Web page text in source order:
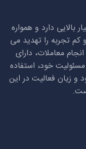
بالایی دارد و همواره
کم تجربه را تهدید می
معاملات، دارای
خود، استفاده
و زیان فعالیت در این